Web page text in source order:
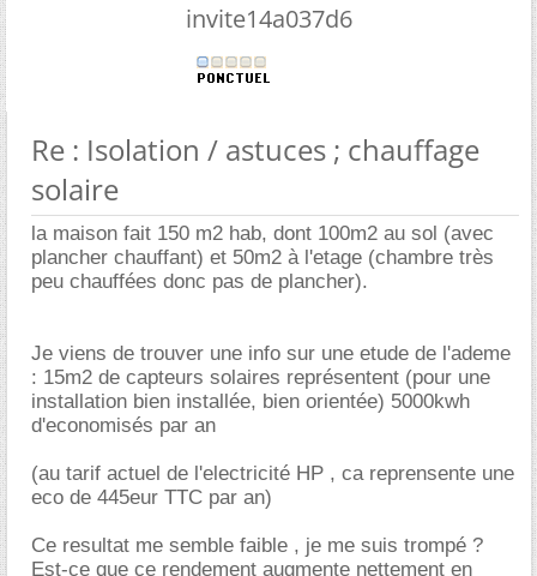
invite14a037d6
Re : Isolation / astuces ; chauffage
solaire
la maison fait 150 m2 hab, dont 100m2 au sol (avec
plancher chauffant) et 50m2 à l'etage (chambre très
peu chauffées donc pas de plancher).
Je viens de trouver une info sur une etude de l'ademe
: 15m2 de capteurs solaires représentent (pour une
installation bien installée, bien orientée) 5000kwh
d'economisés par an
(au tarif actuel de l'electricité HP , ca reprensente une
eco de 445eur TTC par an)
Ce resultat me semble faible , je me suis trompé ?
Est-ce que ce rendement augmente nettement en